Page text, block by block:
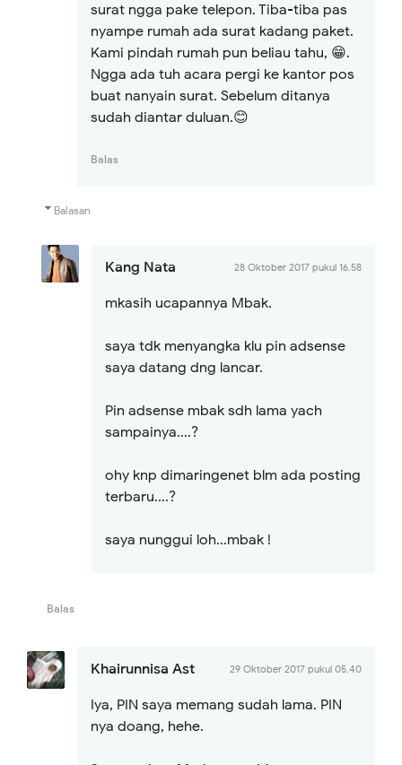
surat ngga pake telepon. Tiba-tiba pas
nyampe rumah ada surat kadang paket.
Kami pindah rumah pun beliau tahu, 😁.
Ngga ada tuh acara pergi ke kantor pos
buat nanyain surat. Sebelum ditanya
sudah diantar duluan.😊
Balas
Balasan
Kang Nata 28 Oktober 2017 pukul 16.58
mkasih ucapannya Mbak.
saya tdk menyangka klu pin adsense
saya datang dng lancar.
Pin adsense mbak sdh lama yach
sampainya....?
ohy knp dimaringenet blm ada posting
terbaru....?
saya nunggui loh...mbak !
Balas
Khairunnisa Ast 29 Oktober 2017 pukul 05.40
Iya, PIN saya memang sudah lama. PIN
nya doang, hehe.